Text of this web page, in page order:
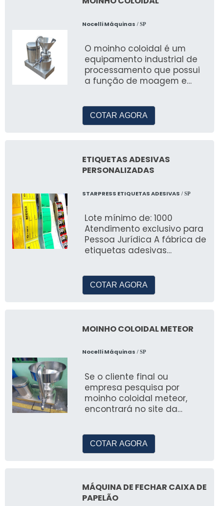
Nocelli Máquinas / SP
O moinho coloidal é um
equipamento industrial de
processamento que possui
a função de moagem e
moagem fina
COTAR AGORA
ETIQUETAS ADESIVAS
PERSONALIZADAS
STARPRESS ETIQUETAS ADESIVAS / SP
Lote mínimo de: 1000
Atendimento exclusivo para
Pessoa Jurídica A fábrica de
etiquetas adesivas
COTAR AGORA
MOINHO COLOIDAL METEOR
Nocelli Máquinas / SP
Se o cliente final ou
empresa pesquisa por
moinho coloidal meteor,
encontrará no site da
COTAR AGORA
MÁQUINA DE FECHAR CAIXA DE
PAPELÃO